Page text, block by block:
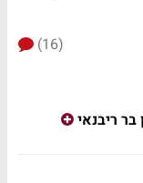
(16)
בר ריבנאי